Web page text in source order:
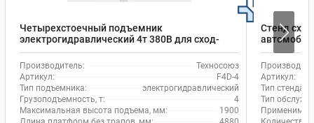
Четырехстоечный подъемник
электрогидравлический 4т 380В для сход-
развала EQFS F4D-4 с траверсой
Производитель:
Техносоюз
Артикул:
F4D-4
Тип подъемника:
электрогидравлический
Грузоподъемность, т:
4
Максимальная высота подъема, мм:
1900
Стенд
Артикул:
Тип стенда
Тип